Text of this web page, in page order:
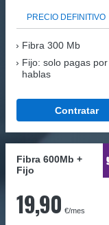
PRECIO DEFINITIVO
Fibra 300 Mb
Fijo: solo pagas
hablas
Contratar
Fibra 600Mb +
Fijo
19,90 €/mes